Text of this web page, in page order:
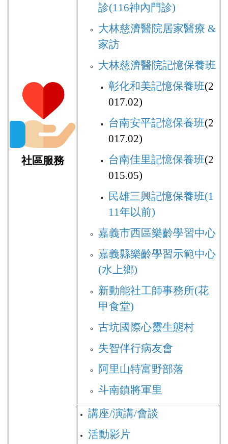
社區服務
診(116神內門診)
大林慈濟醫院居家醫療 &
家訪
大林慈濟醫院記憶保養班
彰化和美記憶保養班(2
017.02)
台南安平記憶保養班(2
017.02)
台南佳里記憶保養班(2
015.05)
民雄三興記憶保養班(1
11年以前)
嘉義市西區樂齡學習中心
嘉義縣樂齡學習示範中心
(水上鄉)
新動能社工師事務所(花
甲食堂)
古坑國際心靈生態村
失智伴行病友會
阿里山特富野部落
斗南鎮將軍里
講座/演講/會談
活動影片